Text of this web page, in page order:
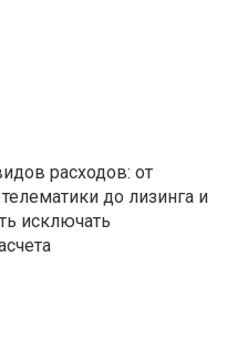
расходов: от
до лизинга и
исключать